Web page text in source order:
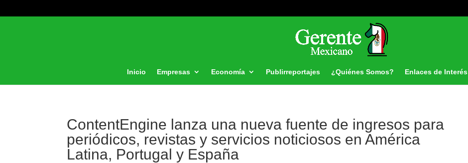
Inicio Empresas Economía Publirreportajes ¿Quiénes Somos? Enlaces de Interés
ContentEngine lanza una nueva fuente de ingresos para
periódicos, revistas y servicios noticiosos en América
Latina, Portugal y España